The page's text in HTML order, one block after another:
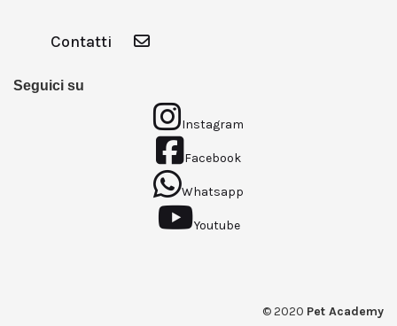
Contatti
Seguici su
Instagram
Facebook
Whatsapp
Youtube
© 2020 Pet Academy